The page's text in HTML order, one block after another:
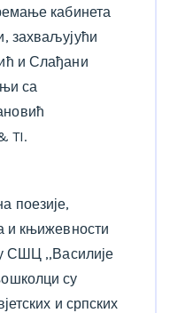
кабинета
захваљујући
и Слађани
са
TI.
поезије,
и књижевности
СШЦ ,,Василије
су
и српских